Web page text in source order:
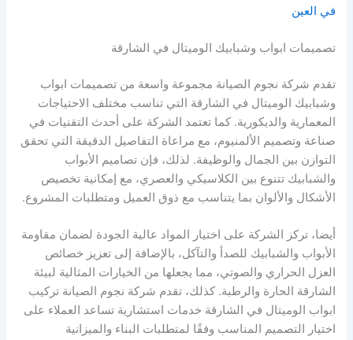
في العين
تصميمات ابواب وشبابيك الوميتال في الشارقة
تقدم شركة نجوم الصيانة مجموعة واسعة من تصميمات ابواب
وشبابيك الوميتال في الشارقة التي تناسب مختلف الاحتياجات
المعمارية والديكورية. كما تعتمد الشركة على أحدث التقنيات في
صناعة وتصميم الألمنيوم، مع مراعاة التفاصيل الدقيقة التي تحقق
التوازن بين الجمال والوظيفة. لذلك، فإن تصاميم الأبواب
والشبابيك تتنوع بين الكلاسيكي والعصري، مع إمكانية تخصيص
الأشكال والألوان بما يتناسب مع ذوق العميل ومتطلبات المشروع.
أيضا، تركز الشركة على اختيار المواد عالية الجودة لضمان مقاومة
الأبواب والشبابيك للصدأ والتآكل، بالإضافة إلى تعزيز خصائص
العزل الحراري والصوتي، مما يجعلها من الخيارات المثالية لبيئة
الشارقة الحارة والرطبة. كذلك، تقدم شركة نجوم الصيانة تركيب
ابواب الوميتال في الشارقة خدمات استشارية تساعد العملاء على
اختيار التصميم المناسب وفقًا لمتطلبات البناء والميزانية